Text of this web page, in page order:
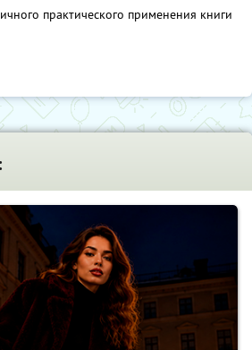
практического применения книги